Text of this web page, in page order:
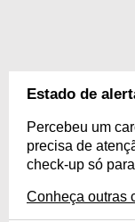
Estado de
Percebeu um
precisa de
check-up só
Conheça outras